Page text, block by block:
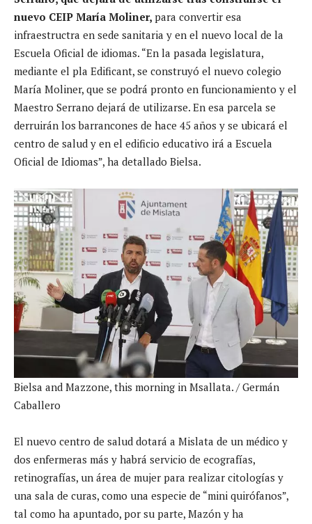
nuevo CEIP María Moliner, para convertir esa
infraestructra en sede sanitaria y en el nuevo local de la
Escuela Oficial de idiomas. “En la pasada legislatura,
mediante el pla Edificant, se construyó el nuevo colegio
María Moliner, que se podrá pronto en funcionamiento y el
Maestro Serrano dejará de utilizarse. En esa parcela se
derruirán los barrancones de hace 45 años y se ubicará el
centro de salud y en el edificio educativo irá a Escuela
Oficial de Idiomas”, ha detallado Bielsa.
Bielsa and Mazzone, this morning in Msallata. / Germán
Caballero
El nuevo centro de salud dotará a Mislata de un médico y
dos enfermeras más y habrá servicio de ecografías,
retinografías, un área de mujer para realizar citologías y
una sala de curas, como una especie de “mini quirófanos”,
tal como ha apuntado, por su parte, Mazón y ha